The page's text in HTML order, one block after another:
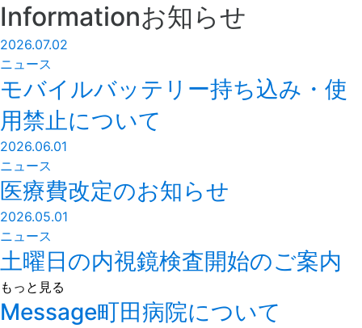
Informationお知らせ
2026.07.02
ニュース
モバイルバッテリー持ち込み・使
用禁止について
2026.06.01
ニュース
医療費改定のお知らせ
2026.05.01
ニュース
土曜日の内視鏡検査開始のご案内
もっと見る
Message町田病院について